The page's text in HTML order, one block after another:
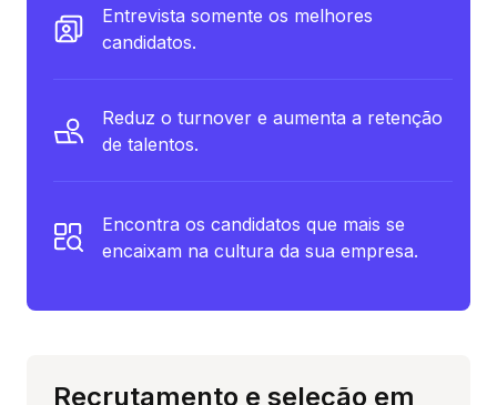
Entrevista somente os melhores
candidatos.
Reduz o turnover e aumenta a retenção
de talentos.
Encontra os candidatos que mais se
encaixam na cultura da sua empresa.
Recrutamento e seleção em